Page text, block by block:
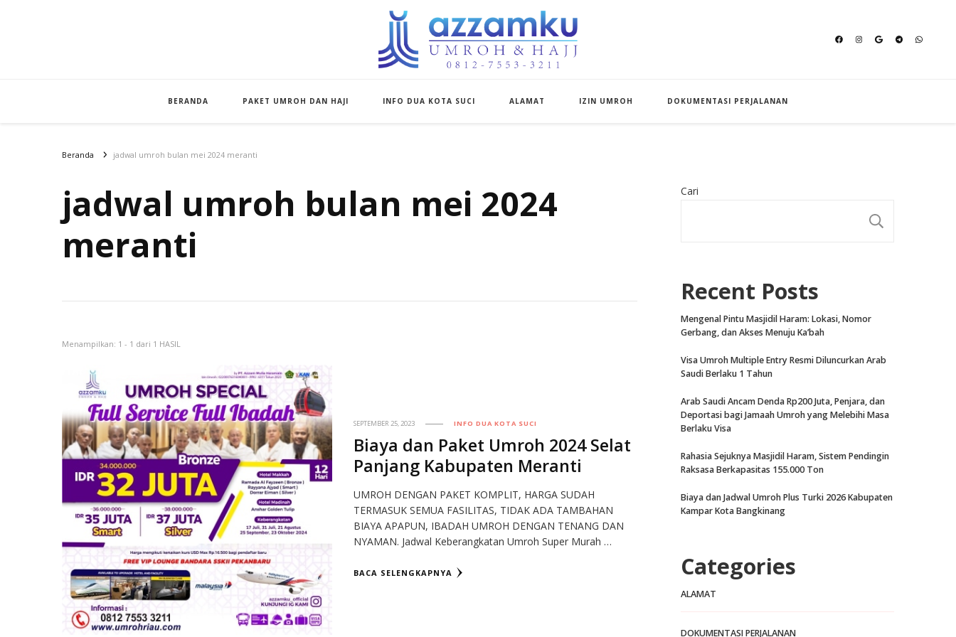
BERANDA PAKET UMROH DAN HAJI INFO DUA KOTA SUCI ALAMAT IZIN UMROH DOKUMENTASI PERJALANAN
Beranda jadwal umroh bulan mei 2024 meranti
jadwal umroh bulan mei 2024
meranti
Menampilkan: 1 - 1 dari 1 HASIL
SEPTEMBER 25, 2023 INFO DUA KOTA SUCI
Biaya dan Paket Umroh 2024 Selat
Panjang Kabupaten Meranti
UMROH DENGAN PAKET KOMPLIT, HARGA SUDAH
TERMASUK SEMUA FASILITAS, TIDAK ADA TAMBAHAN
BIAYA APAPUN, IBADAH UMROH DENGAN TENANG DAN
NYAMAN. Jadwal Keberangkatan Umroh Super Murah …
BACA SELENGKAPNYA
Cari
Recent Posts
Mengenal Pintu Masjidil Haram: Lokasi, Nomor
Gerbang, dan Akses Menuju Ka’bah
Visa Umroh Multiple Entry Resmi Diluncurkan Arab
Saudi Berlaku 1 Tahun
Arab Saudi Ancam Denda Rp200 Juta, Penjara, dan
Deportasi bagi Jamaah Umroh yang Melebihi Masa
Berlaku Visa
Rahasia Sejuknya Masjidil Haram, Sistem Pendingin
Raksasa Berkapasitas 155.000 Ton
Biaya dan Jadwal Umroh Plus Turki 2026 Kabupaten
Kampar Kota Bangkinang
Categories
ALAMAT
DOKUMENTASI PERJALANAN